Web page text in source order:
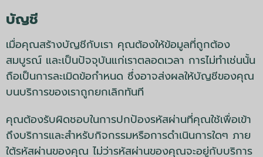
บัญชี
เมื่อคุณสร้างบัญชีกับเรา คุณต้องให้ข้อมูลที่ถูกต้อง
สมบูรณ์ และเป็นปัจจุบันแก่เราตลอดเวลา การไม่ทำเช่นนั้น
ถือเป็นการละเมิดข้อกำหนด ซึ่งอาจส่งผลให้บัญชีของคุณ
บนบริการของเราถูกยกเลิกทันที
คุณต้องรับผิดชอบในการปกป้องรหัสผ่านที่คุณใช้เพื่อเข้า
ถึงบริการและสำหรับกิจกรรมหรือการดำเนินการใดๆ ภาย
ใต้รหัสผ่านของคุณ ไม่ว่ารหัสผ่านของคุณจะอยู่กับบริการ